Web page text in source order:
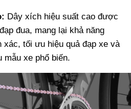
Dây xích hiệu suất cao được
đua, mang lại khả năng
xác, tối ưu hiệu quả đạp xe và
xe phổ biến.